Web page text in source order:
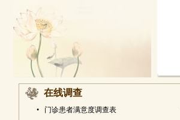
在线调查
• 门诊患者满意度调查表